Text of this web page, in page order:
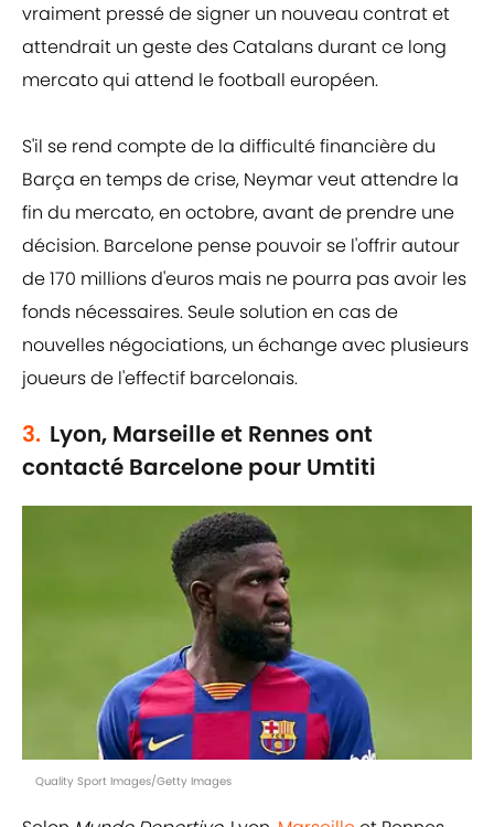
vraiment pressé de signer un nouveau contrat et
attendrait un geste des Catalans durant ce long
mercato qui attend le football européen.
S'il se rend compte de la difficulté financière du
Barça en temps de crise, Neymar veut attendre la
fin du mercato, en octobre, avant de prendre une
décision. Barcelone pense pouvoir se l'offrir autour
de 170 millions d'euros mais ne pourra pas avoir les
fonds nécessaires. Seule solution en cas de
nouvelles négociations, un échange avec plusieurs
joueurs de l'effectif barcelonais.
3. Lyon, Marseille et Rennes ont
contacté Barcelone pour Umtiti
Quality Sport Images/Getty Images